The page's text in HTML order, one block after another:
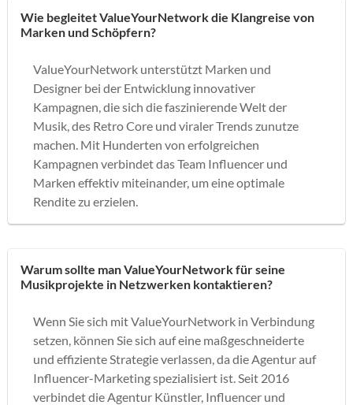
Wie begleitet ValueYourNetwork die Klangreise von
Marken und Schöpfern?
ValueYourNetwork unterstützt Marken und
Designer bei der Entwicklung innovativer
Kampagnen, die sich die faszinierende Welt der
Musik, des Retro Core und viraler Trends zunutze
machen. Mit Hunderten von erfolgreichen
Kampagnen verbindet das Team Influencer und
Marken effektiv miteinander, um eine optimale
Rendite zu erzielen.
Warum sollte man ValueYourNetwork für seine
Musikprojekte in Netzwerken kontaktieren?
Wenn Sie sich mit ValueYourNetwork in Verbindung
setzen, können Sie sich auf eine maßgeschneiderte
und effiziente Strategie verlassen, da die Agentur auf
Influencer-Marketing spezialisiert ist. Seit 2016
verbindet die Agentur Künstler, Influencer und